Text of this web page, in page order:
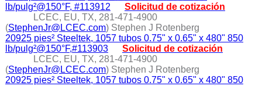
lb/pulg²@150°F, #113912
Solicitud de cotización
LCEC, EU, TX, 281-471-4900
(StephenJr@LCEC.com) Stephen J Rotenberg
20925 pies² Steeltek, 1057 tubos 0.75" x 0.65" x 480" 850
lb/pulg²@150°F,#113903
Solicitud de cotización
LCEC, EU, TX, 281-471-4900
(StephenJr@LCEC.com) Stephen J Rotenberg
20925 pies² Steeltek, 1057 tubos 0.75" x 0.65" x 480" 850